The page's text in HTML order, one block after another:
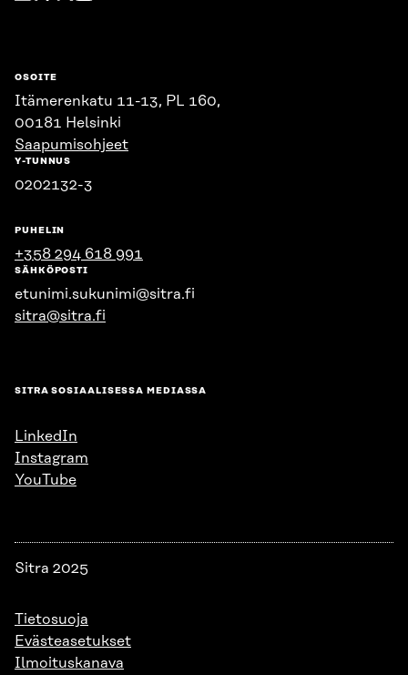
OSOITE
Itämerenkatu 11-13, PL 160,
00181 Helsinki
Saapumisohjeet
Y-TUNNUS
0202132-3
PUHELIN
+358 294 618 991
SÄHKÖPOSTI
etunimi.sukunimi@sitra.fi
sitra@sitra.fi
SITRA SOSIAALISESSA MEDIASSA
LinkedIn
Instagram
YouTube
Sitra 2025
Tietosuoja
Evästeasetukset
Ilmoituskanava